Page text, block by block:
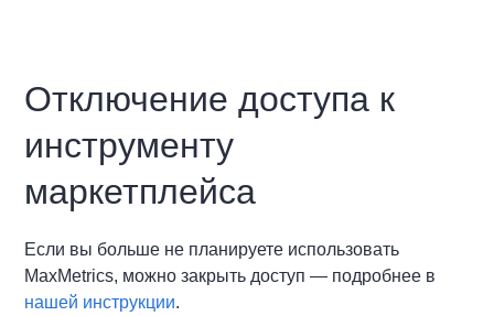
Отключение доступа к
инструменту
маркетплейса
Если вы больше не планируете использовать
MaxMetrics, можно закрыть доступ — подробнее в
нашей инструкции.